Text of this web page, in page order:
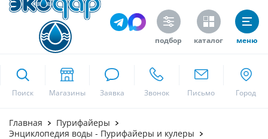
подбор каталог меню
Поиск
Москва
Главная
Пурифайеры
Энциклопедия воды - Пурифайеры и кулеры